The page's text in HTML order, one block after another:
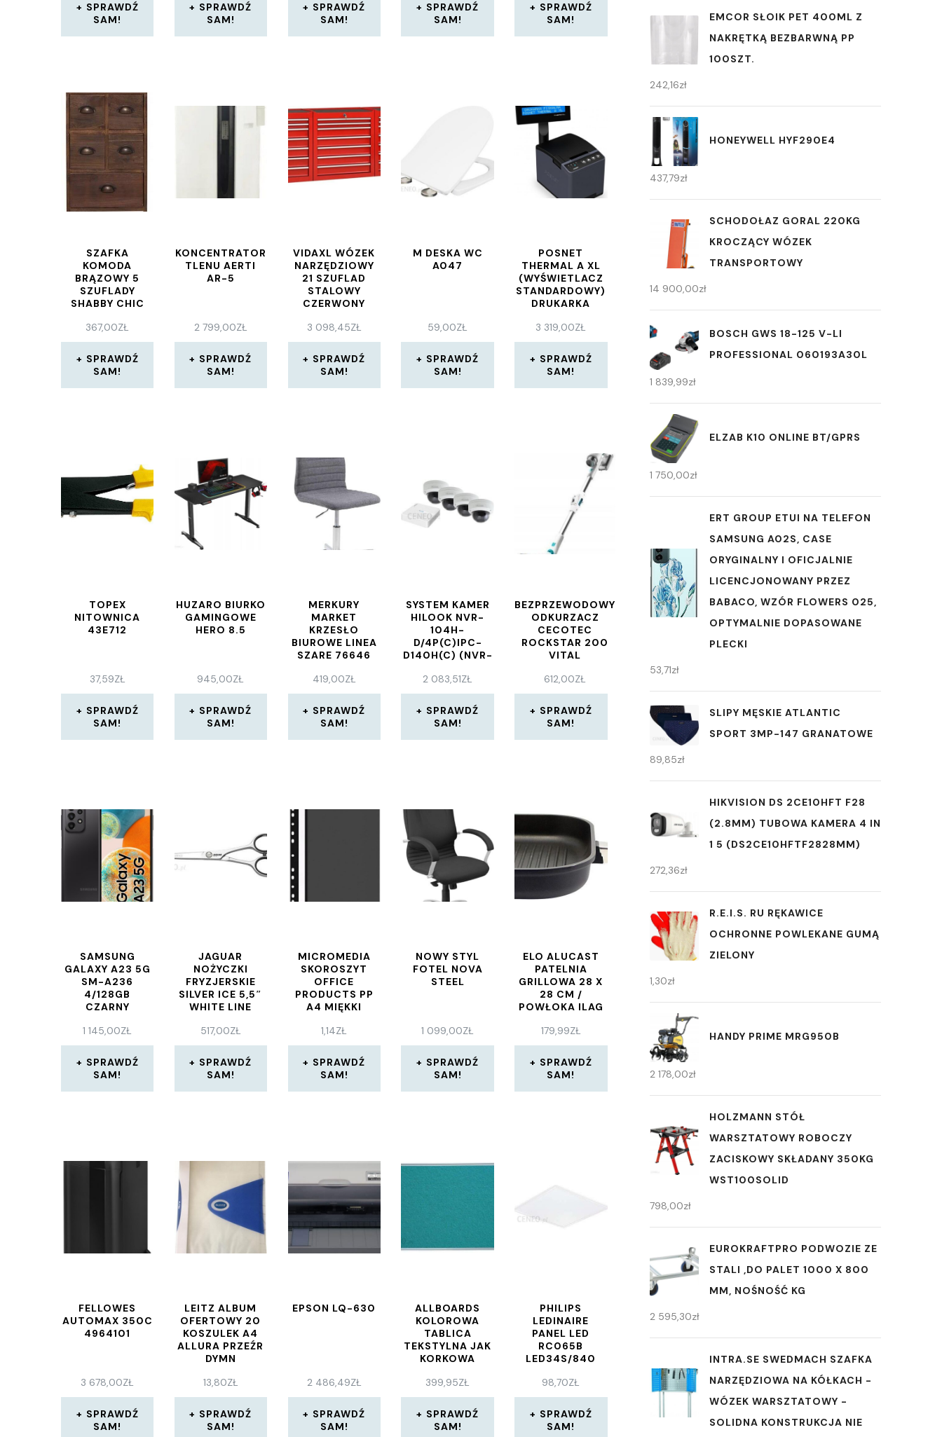
SPRAWDŹ
SAM!
SPRAWDŹ
SAM!
SPRAWDŹ
SAM!
SPRAWDŹ
SAM!
SPRAWDŹ
SAM!
SZAFKA
KOMODA
BRĄZOWY 5
SZUFLADY
SHABBY CHIC
367,00ZŁ
SPRAWDŹ
SAM!
KONCENTRATOR
TLENU AERTI
AR-5
2 799,00ZŁ
SPRAWDŹ
SAM!
VIDAXL WÓZEK
NARZĘDZIOWY
21 SZUFLAD
STALOWY
CZERWONY
100 ZŁ
3 098,45ZŁ
SPRAWDŹ
SAM!
M DESKA WC
A047
59,00ZŁ
SPRAWDŹ
SAM!
POSNET
THERMAL A XL
(WYŚWIETLACZ
STANDARDOWY)
DRUKARKA
3 319,00ZŁ
SPRAWDŹ
SAM!
TOPEX
NITOWNICA
43E712
37,59ZŁ
SPRAWDŹ
SAM!
HUZARO BIURKO
GAMINGOWE
HERO 8.5
945,00ZŁ
SPRAWDŹ
SAM!
MERKURY
MARKET
KRZESŁO
BIUROWE LINEA
SZARE 76646
419,00ZŁ
SPRAWDŹ
SAM!
SYSTEM KAMER
HILOOK NVR-
104H-
D/4P(C)IPC-
D140H(C) (NVR-
D/4P(C)IPC-
D140H(C))
2 083,51ZŁ
SPRAWDŹ
SAM!
BEZPRZEWODOWY
ODKURZACZ
CECOTEC
ROCKSTAR 200
VITAL
612,00ZŁ
SPRAWDŹ
SAM!
SAMSUNG
GALAXY A23 5G
SM-A236
4/128GB
CZARNY
1 145,00ZŁ
SPRAWDŹ
SAM!
JAGUAR
NOŻYCZKI
FRYZJERSKIE
SILVER ICE 5,5″
WHITE LINE
517,00ZŁ
SPRAWDŹ
SAM!
MICROMEDIA
SKOROSZYT
OFFICE
PRODUCTS PP
A4 MIĘKKI
WPINANY
CZARNY
1,14ZŁ
SPRAWDŹ
SAM!
NOWY STYL
FOTEL NOVA
STEEL
1 099,00ZŁ
SPRAWDŹ
SAM!
ELO ALUCAST
PATELNIA
GRILLOWA 28 X
28 CM /
POWŁOKA ILAG
INDUKCJA
179,99ZŁ
SPRAWDŹ
SAM!
FELLOWES
AUTOMAX 350C
4964101
3 678,00ZŁ
SPRAWDŹ
SAM!
LEITZ ALBUM
OFERTOWY 20
KOSZULEK A4
ALLURA PRZEŹR
DYMN
13,80ZŁ
SPRAWDŹ
SAM!
EPSON LQ-630
2 486,49ZŁ
SPRAWDŹ
SAM!
ALLBOARDS
KOLOROWA
TABLICA
TEKSTYLNA JAK
KORKOWA
ZIELONA
399,95ZŁ
SPRAWDŹ
SAM!
PHILIPS
LEDINAIRE
PANEL LED
RC065B
LED34S/840
NOC
98,70ZŁ
SPRAWDŹ
SAM!
EMCOR SŁOIK PET 400ML Z
NAKRĘTKĄ BEZBARWNĄ PP
100SZT.
242,16zł
HONEYWELL HYF290E4
437,79zł
SCHODOŁAZ GORAL 220KG
KROCZĄCY WÓZEK
TRANSPORTOWY
14 900,00zł
BOSCH GWS 18-125 V-LI
PROFESSIONAL 060193A30L
1 839,99zł
ELZAB K10 ONLINE BT/GPRS
1 750,00zł
ERT GROUP ETUI NA TELEFON
SAMSUNG A02S, CASE
ORYGINALNY I OFICJALNIE
LICENCJONOWANY PRZEZ
BABACO, WZÓR FLOWERS 025,
OPTYMALNIE DOPASOWANE
PLECKI
53,71zł
SLIPY MĘSKIE ATLANTIC
SPORT 3MP-147 GRANATOWE
89,85zł
HIKVISION DS 2CE10HFT F28
(2.8MM) TUBOWA KAMERA 4 IN
1 5 (DS2CE10HFTF2828MM)
272,36zł
R.E.I.S. RU RĘKAWICE
OCHRONNE POWLEKANE GUMĄ
ZIELONY
1,30zł
HANDY PRIME MRG950B
2 178,00zł
HOLZMANN STÓŁ
WARSZTATOWY ROBOCZY
ZACISKOWY SKŁADANY 350KG
WST100SOLID
798,00zł
EUROKRAFTPRO PODWOZIE ZE
STALI ,DO PALET 1000 X 800
MM, NOŚNOŚĆ KG
2 595,30zł
INTRA.SE SWEDMACH SZAFKA
NARZĘDZIOWA NA KÓŁKACH -
WÓZEK WARSZTATOWY -
SOLIDNA KONSTRUKCJA NIE